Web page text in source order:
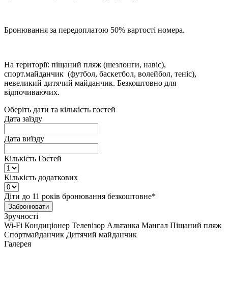
Бронювання за передоплатою 50% вартості номера.
На території: піщаний пляж (шезлонги, навіс),
спорт.майданчик (футбол, баскетбол, волейбол, теніс),
невеликий дитячий майданчик. Безкоштовно для
відпочиваючих.
Оберіть дати та кількість гостей
Дата заїзду
Дата виїзду
Кількість Гостей
Кількість додаткових
Діти до 11 років бронювання безкоштовне*
Забронювати
Зручності
Wi-Fi Кондиціонер Телевізор Альтанка Мангал Піщаний пляж
Спортмайданчик Дитячий майданчик
Галерея